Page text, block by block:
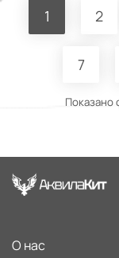
1 2
7
Показано
О нас